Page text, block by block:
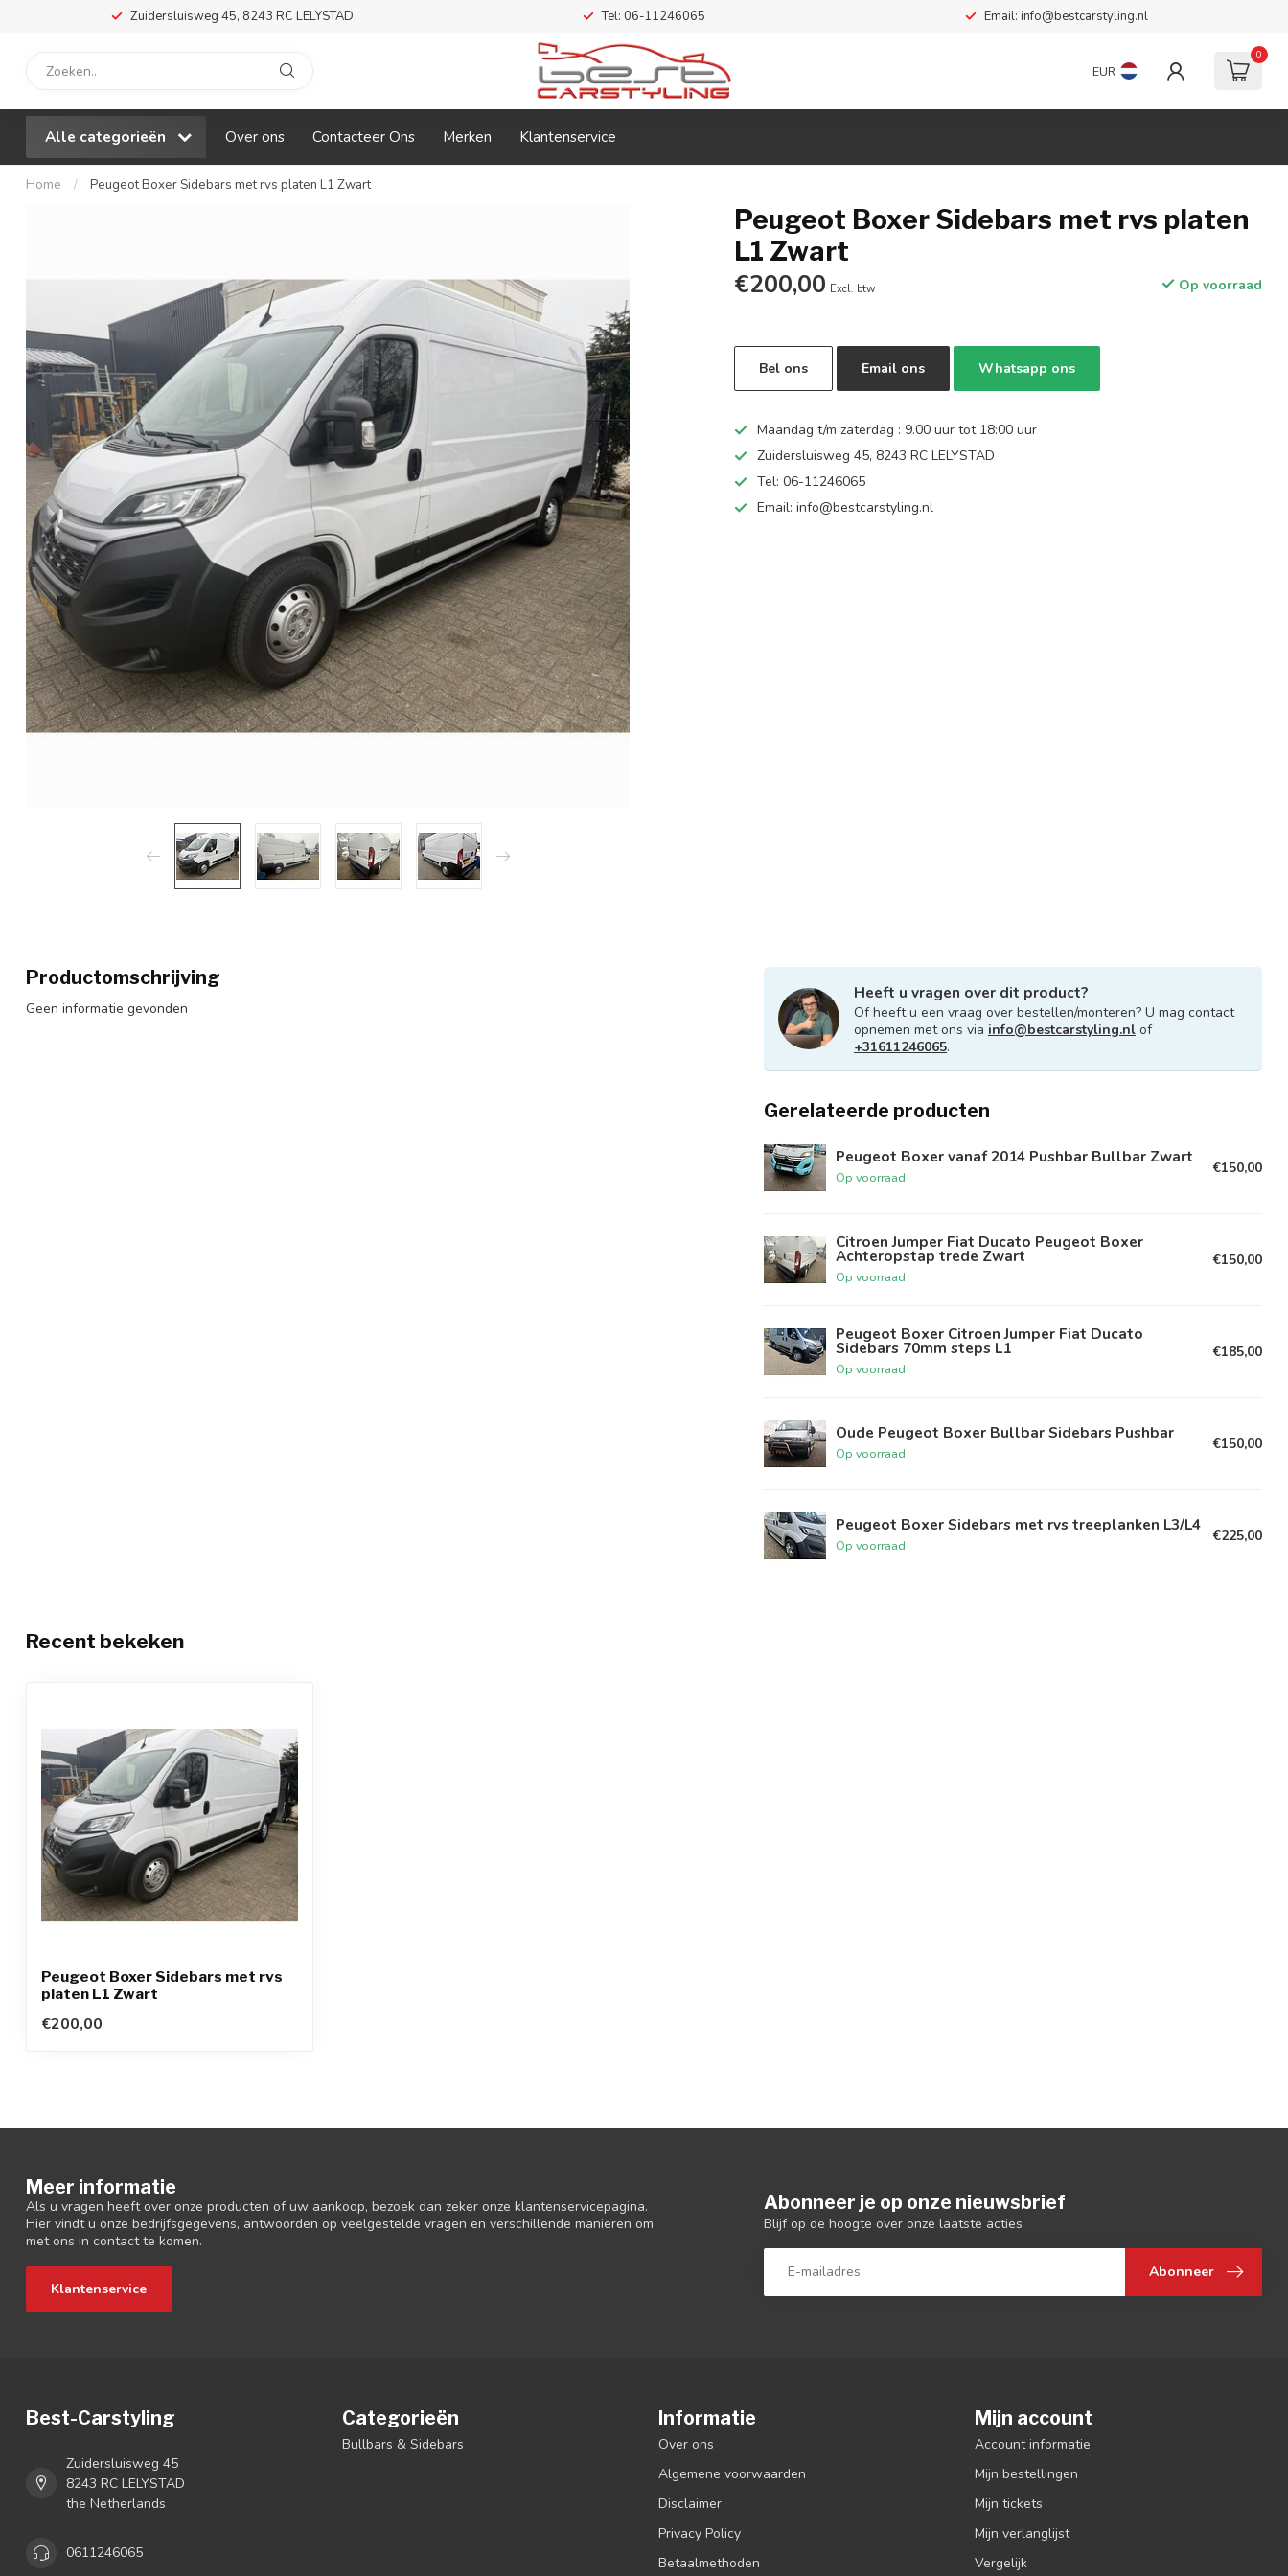
Zuidersluisweg 45, 8243 RC LELYSTAD Tel: 06-11246065 Email: info@bestcarstyling.nl
EUR
0
Alle categorieën Over ons Contacteer Ons Merken Klantenservice
Home / Peugeot Boxer Sidebars met rvs platen L1 Zwart
Peugeot Boxer Sidebars met rvs platen
L1 Zwart
€200,00 Excl. btw Op voorraad
Bel ons Email ons Whatsapp ons
Maandag t/m zaterdag : 9.00 uur tot 18:00 uur
Zuidersluisweg 45, 8243 RC LELYSTAD
Tel: 06-11246065
Email:info@bestcarstyling.nl
Productomschrijving
Geen informatie gevonden
Heeft u vragen over dit product?
Of heeft u een vraag over bestellen/monteren? U mag contact
opnemen met ons via info@bestcarstyling.nl of
+31611246065.
Gerelateerde producten
Peugeot Boxer vanaf 2014 Pushbar Bullbar Zwart
Op voorraad
€150,00
Citroen Jumper Fiat Ducato Peugeot Boxer
Achteropstap trede Zwart
Op voorraad
€150,00
Peugeot Boxer Citroen Jumper Fiat Ducato
Sidebars 70mm steps L1
Op voorraad
€185,00
Oude Peugeot Boxer Bullbar Sidebars Pushbar
Op voorraad
€150,00
Peugeot Boxer Sidebars met rvs treeplanken L3/L4
Op voorraad
€225,00
Recent bekeken
Peugeot Boxer Sidebars met rvs
platen L1 Zwart
€200,00
Meer informatie
Als u vragen heeft over onze producten of uw aankoop, bezoek dan zeker onze klantenservicepagina.
Hier vindt u onze bedrijfsgegevens, antwoorden op veelgestelde vragen en verschillende manieren om
met ons in contact te komen.
Klantenservice
Abonneer je op onze nieuwsbrief
Blijf op de hoogte over onze laatste acties
Abonneer
Best-Carstyling
Zuidersluisweg 45
8243 RC LELYSTAD
the Netherlands
0611246065
Categorieën
Bullbars & Sidebars
Informatie
Over ons
Algemene voorwaarden
Disclaimer
Privacy Policy
Betaalmethoden
Mijn account
Account informatie
Mijn bestellingen
Mijn tickets
Mijn verlanglijst
Vergelijk